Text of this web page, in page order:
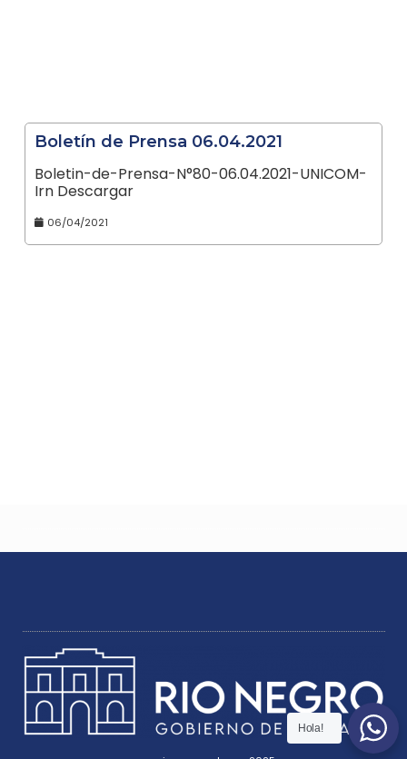
Boletín de Prensa 06.04.2021
Boletin-de-Prensa-N°80-06.04.2021-UNICOM-
Irn Descargar
06/04/2021
Hola!